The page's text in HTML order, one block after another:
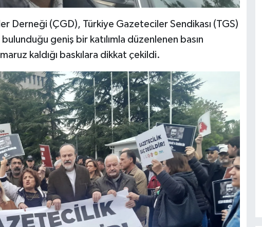
Derneği (ÇGD), Türkiye Gazeteciler Sendikası (TGS)
geniş bir katılımla düzenlenen basın
kaldığı baskılara dikkat çekildi.